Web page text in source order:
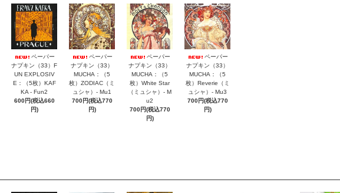
ペーパー
ナプキン（33）F
UN EXPLOSIV
E：（5枚）KAF
KA - Fun2
600円(税込660
円)
ペーパー
ナプキン（33）
MUCHA：（5
枚）ZODIAC（ミ
ュシャ）- Mu1
700円(税込770
円)
ペーパー
ナプキン（33）
MUCHA：（5
枚）White Star
（ミュシャ）- M
u2
700円(税込770
円)
ペーパー
ナプキン（33）
MUCHA：（5
枚）Reverie（ミ
ュシャ）- Mu3
700円(税込770
円)